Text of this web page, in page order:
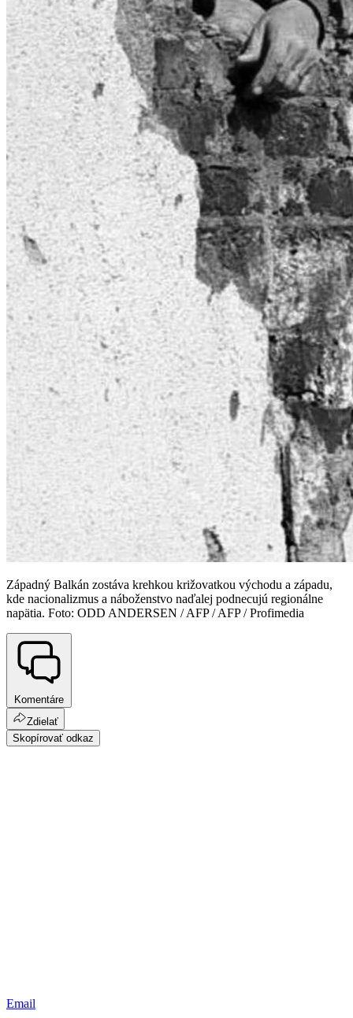
Západný Balkán zostáva krehkou križovatkou východu a západu,
kde nacionalizmus a náboženstvo naďalej podnecujú regionálne
napätia. Foto: ODD ANDERSEN / AFP / AFP / Profimedia
Komentáre
Zdielať
Skopírovať odkaz
Email